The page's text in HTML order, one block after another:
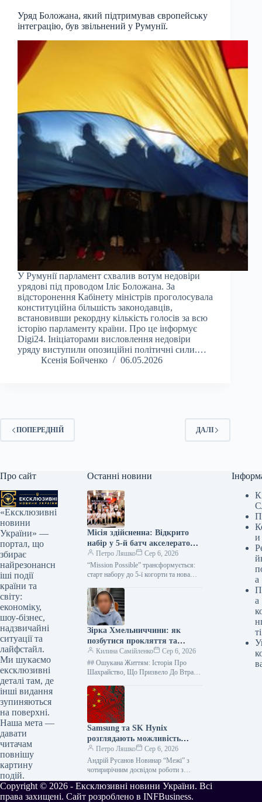
Уряд Боложана, який підтримував європейську
інтеграцію, був звільнений у Румунії.
У Румунії парламент схвалив вотум недовіри
урядові під проводом Іліє Боложана. За
відсторонення Кабінету міністрів проголосувала
конституційна більшість законодавців,
встановивши рекордну кількість голосів за всю
історію парламенту країни. Про це інформує
Digi24. Ініціаторами висловлення недовіри
уряду виступили опозиційні політичні сили.…
Ксенія Бойченко
06.05.2026
ПОПЕРЕДНІЙ ДАЛІ
Про сайт
«Ексклюзивні
новини
України» —
портал, що
збирає
найрезонансн
іші події
країни та
світу:
економіку,
шоу-бізнес,
надзвичайні
ситуації та
лайфстайл.
Ми шукаємо
ексклюзивні
деталі там, де
інші видання
зупиняються
на поверхні.
Наша мета —
давати
читачам
повнішу
картину
подій.
Останні новини
Місія здійсненна: Відкрито
набір у 5-й батч акселератора
Mission Possible – дізнайся
умови та терміни!
Петро Ляшко
Сер 6, 2026
“Mission Possible” трансформується:
старт набору до 5-ї когорти та нова
засновників! Запам’ятайте цю назву:
“Mission Possible” не…
Зірка Хмельниччини: як
позбутися прокляття та
зберегти 354 тисячі гривень
Килина Самійленко
Сер 6, 2026
## Ошукана Життям: Історія Про
Шахрайство, Що Призвело До Втрати
друзі, сьогодні я хочу розповісти
вам…
Samsung та SK Hynix
розглядають можливість
придбання обладнання від
китайської компанії AMEC
для захисту своїх виробничих
потужностей у Китаї від
можливих санкцій
Петро Ляшко
Сер 6, 2026
Андрій Русанов Новинар “Межі” з
чотирирічним досвідом роботи з
редакційними матеріалами. Любитель
у всьому, про що пише, але найбільше
—…
и
а
а
ті
Copyright © 2026 - Ексклюзивні новини України. Всі
права захищені. Сайт розроблено в INFBusiness.